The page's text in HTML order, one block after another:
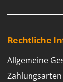
Rechtliche
Allgemeine
Zahlungsarten